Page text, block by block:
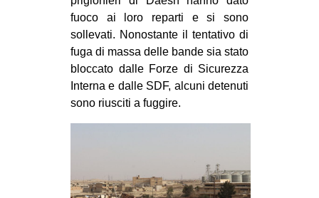
Fb
tw
fuoco ai loro reparti e si sono
sollevati. Nonostante il tentativo di
fuga di massa delle bande sia stato
bloccato dalle Forze di Sicurezza
Interna e dalle SDF, alcuni detenuti
sono riusciti a fuggire.